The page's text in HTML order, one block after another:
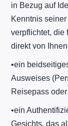
in Bezug auf
Kenntnis
verpflichtet, die
direkt von
​•​ein
Ausweises
Reisepass
​•​ein
Gesichts,das